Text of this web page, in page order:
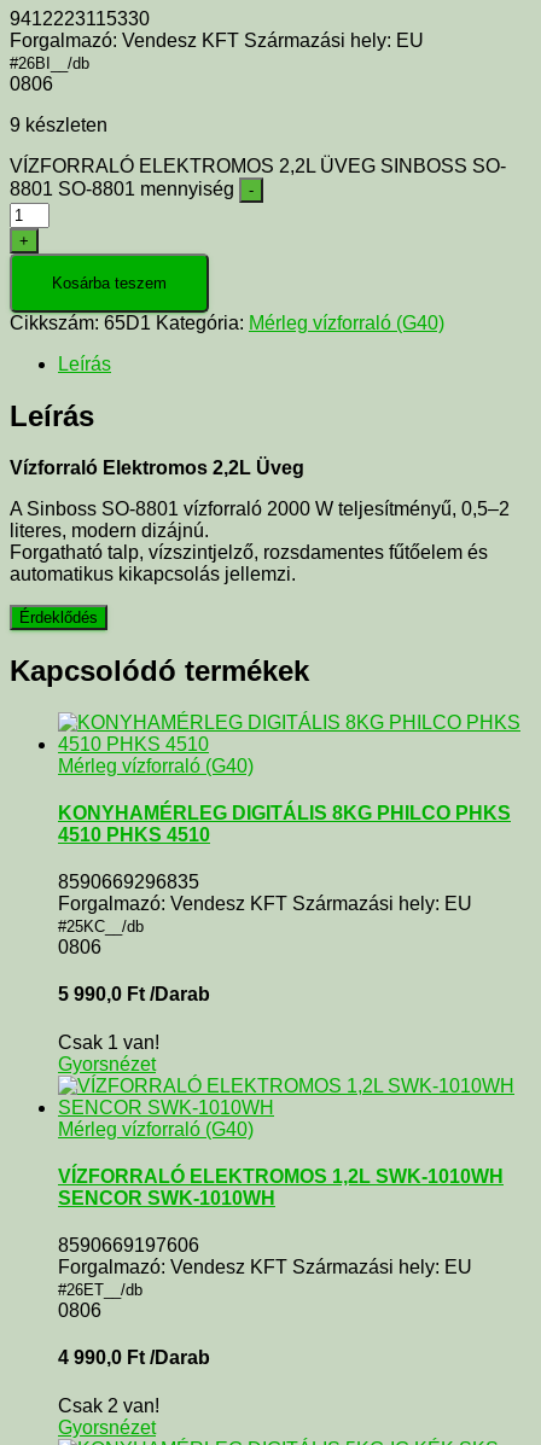
9412223115330
Forgalmazó: Vendesz KFT Származási hely: EU
#26BI__/db
0806
9 készleten
VÍZFORRALÓ ELEKTROMOS 2,2L ÜVEG SINBOSS SO-
8801 SO-8801 mennyiség
-
+
Kosárba teszem
Cikkszám: 65D1 Kategória: Mérleg vízforraló (G40)
Leírás
Leírás
Vízforraló Elektromos 2,2L Üveg
A Sinboss SO-8801 vízforraló 2000 W teljesítményű, 0,5–2
literes, modern dizájnú.
Forgatható talp, vízszintjelző, rozsdamentes fűtőelem és
automatikus kikapcsolás jellemzi.
Kapcsolódó termékek
Mérleg vízforraló (G40)
KONYHAMÉRLEG DIGITÁLIS 8KG PHILCO PHKS
4510 PHKS 4510
8590669296835
Forgalmazó: Vendesz KFT Származási hely: EU
#25KC__/db
0806
5 990,0 Ft /Darab
Csak 1 van!
Gyorsnézet
Mérleg vízforraló (G40)
VÍZFORRALÓ ELEKTROMOS 1,2L SWK-1010WH
SENCOR SWK-1010WH
8590669197606
Forgalmazó: Vendesz KFT Származási hely: EU
#26ET__/db
0806
4 990,0 Ft /Darab
Csak 2 van!
Gyorsnézet